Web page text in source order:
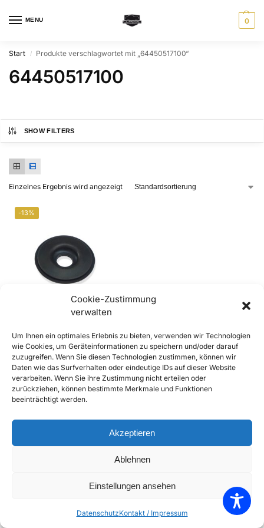
Cookie-Zustimmung
verwalten
Um Ihnen ein optimales Erlebnis zu bieten, verwenden wir Technologien
wie Cookies, um Geräteinformationen zu speichern und/oder darauf
zuzugreifen. Wenn Sie diesen Technologien zustimmen, können wir
Daten wie das Surfverhalten oder eindeutige IDs auf dieser Website
verarbeiten. Wenn Sie ihre Zustimmung nicht erteilen oder
zurückziehen, können bestimmte Merkmale und Funktionen
beeinträchtigt werden.
Akzeptieren
Ablehnen
Einstellungen ansehen
DatenschutzKontakt / Impressum
MENU 0
Start / Produkte verschlagwortet mit „64450517100“
64450517100
SHOW FILTERS
Einzelnes Ergebnis wird angezeigt
-13%
356, 356A Gummidichtung,
Stoßstangenstützen, Overrider
€15,90 €13,90 inkl. Mwst
Enthält 20% Mwst
zzgl.Versand
Lieferzeit: Sofort lieferbar
In den Warenkorb
Einzelnes Ergebnis wird angezeigt